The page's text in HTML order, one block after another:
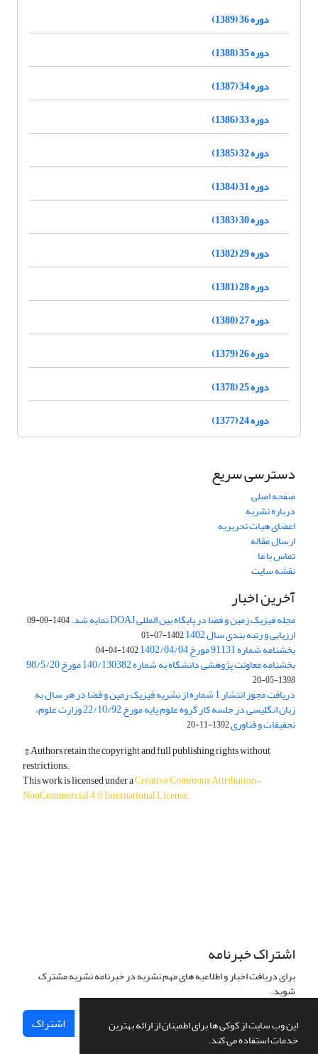
این وب سایت از کوکی ها برای اطمینان از ارائه بهترین
خدمات استفاده می کند.
دوره 36 (1389)
دوره 35 (1388)
دوره 34 (1387)
دوره 33 (1386)
دوره 32 (1385)
دوره 31 (1384)
دوره 30 (1383)
دوره 29 (1382)
دوره 28 (1381)
دوره 27 (1380)
دوره 26 (1379)
دوره 25 (1378)
دوره 24 (1377)
دسترسی سریع
صفحه اصلی
درباره نشریه
اعضای هیات تحریریه
ارسال مقاله
تماس با ما
نقشه سایت
آخرین اخبار
مجله فیزیک زمین و فضا در پایگاه بین المللی DOAJ نمایه شد. 1404-09-09
ارزیابی و رتبه بندی سال 1402 1402-07-01
بخشنامه شماره 91131 مورخ 1402/04/04 1402-04-04
بخشنامه معاونت پژوهشی دانشگاه به شماره 140/130382 مورخ 98/5/20
1398-05-20
دریافت مجوز انتشار 1 شماره از نشریه فیزیک زمین و فضا در هر سال به
زبان انگلیسی در جلسه کار گروه علوم پایه مورخ 22/10/92 وزارت علوم،
تحقیقات و فناوری1392-11-20
© Authors retain the copyright and full publishing rights without
restrictions.
This work is licensed under aCreative Commons Attribution-
NonCommercial 4.0 International License.
اشتراک خبرنامه
برای دریافت اخبار و اطلاعیه های مهم نشریه در خبرنامه نشریه مشترک
شوید.
اشتراک